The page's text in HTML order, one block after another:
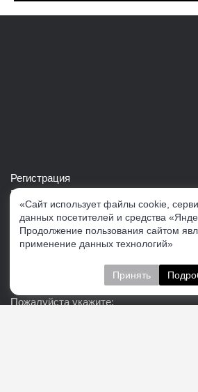
Регистрация
Войти в свой аккаунт
Скачать каталог продукции VERTUL
Следите за нами
Пожалуйста укажите:
«Сайт использует файлы cookie,
данных посетителей и средства
Продолжение пользования сайтом
применение данных технологий»
Принять